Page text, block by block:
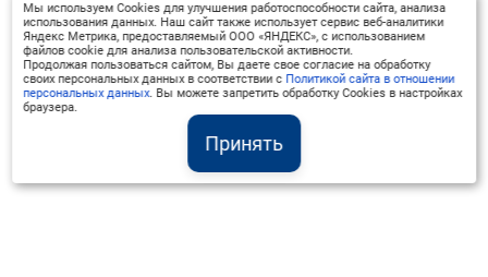
Принять
Мы используем Cookies для улучшения работоспособности сайта, анализа
использования данных. Наш сайт также использует сервис веб-аналитики
Яндекс Метрика, предоставляемый ООО «ЯНДЕКС», с использованием
файлов cookie для анализа пользовательской активности.
Продолжая пользоваться сайтом, Вы даете свое согласие на обработку
своих персональных данных в соответствии с Политикой сайта в отношении
персональных данных. Вы можете запретить обработку Cookies в настройках
браузера.